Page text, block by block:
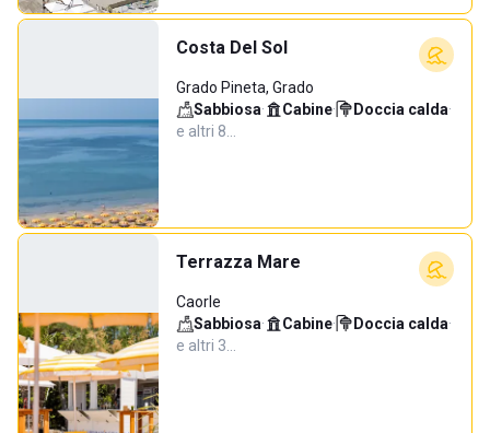
Costa Del Sol
Grado Pineta, Grado
Sabbiosa· Cabine· Doccia calda·
e altri 8…
Terrazza Mare
Caorle
Sabbiosa· Cabine· Doccia calda·
e altri 3…